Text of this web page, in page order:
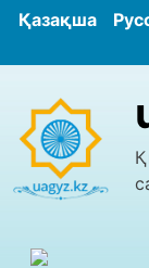
Қазақша